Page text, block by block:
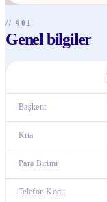
// §01
Genel bilgiler
Başkent
Kıta
Para Birimi
Telefon Kodu